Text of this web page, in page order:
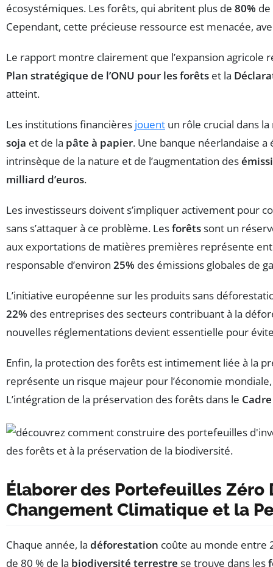
écosystémiques. Les forêts, qui abritent plus de 80%
Cependant, cette précieuse ressource est menacée,
Le rapport montre clairement que l’expansion
Plan stratégique de l’ONU pour les forêts et la
atteint.
Les institutions financières jouent un rôle crucial dans
soja et de la pâte à papier. Une banque néerlandaise
intrinsèque de la nature et de l’augmentation des
milliard d’euros.
Les investisseurs doivent s’impliquer activement
sans s’attaquer à ce problème. Lesforêtssont un
aux exportations de matières premières représente
responsable d’environ 25% des émissions globales de
L’initiative européenne sur les produits sans
22% des entreprises des secteurs contribuant à la
nouvelles réglementations devient essentielle pour
Enfin, la protection des forêts est intimement liée à la
représente un risque majeur pour l’économie
L’intégration de la préservation des forêts dans le
Élaborer des Portefeuilles
Changement Climatique et la
Chaque année, la déforestation coûte au monde entre
de 80 % de la biodiversité terrestre se trouve dans les